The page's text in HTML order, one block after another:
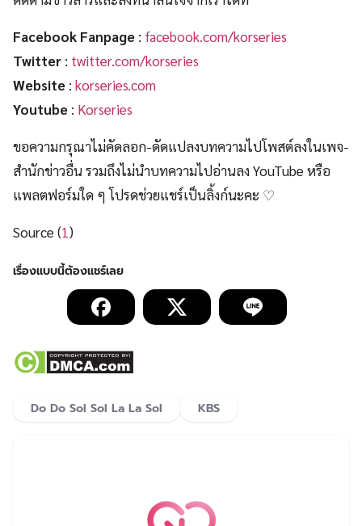
Facebook Fanpage : facebook.com/korseries
Twitter : twitter.com/korseries
Website : korseries.com
Youtube : Korseries
ขอความกรุณาไม่คัดลอก-ดัดแปลงบทความไปโพสต์ลงในเพจ-
สำนักข่าวอื่น รวมถึงไม่นำบทความไปอ่านลง YouTube หรือ
แพลตฟอร์มใด ๆ โปรดช่วยแชร์เป็นลิ้งก์นะคะ ♡
Source (1)
Do Do Sol Sol La La Sol KBS